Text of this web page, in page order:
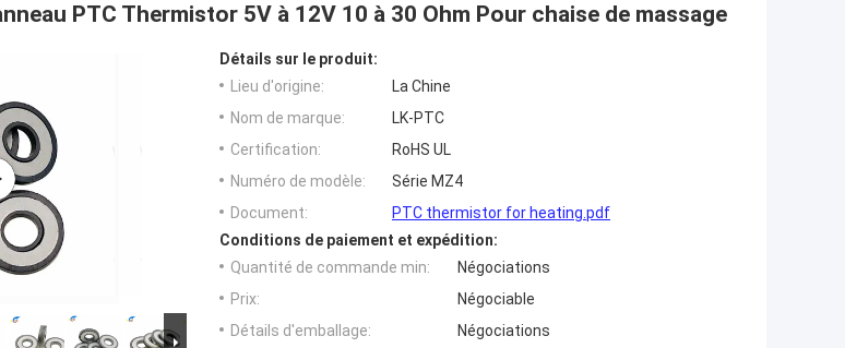
PTC Thermistor 5V à 12V 10 à 30 Ohm Pour chaise de massage
Détails sur le produit:
Lieu d'origine:
La Chine
Nom de marque:
LK-PTC
Certification:
RoHS UL
Numéro de modèle:
Série MZ4
Document:
PTC thermistor for heating.pdf
Conditions de paiement et expédition:
Quantité de commande min:
Négociations
Prix:
Négociable
Détails d'emballage:
Négociations